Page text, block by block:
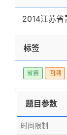
2014江苏省
标签
省赛 回溯
题目参数
时间限制